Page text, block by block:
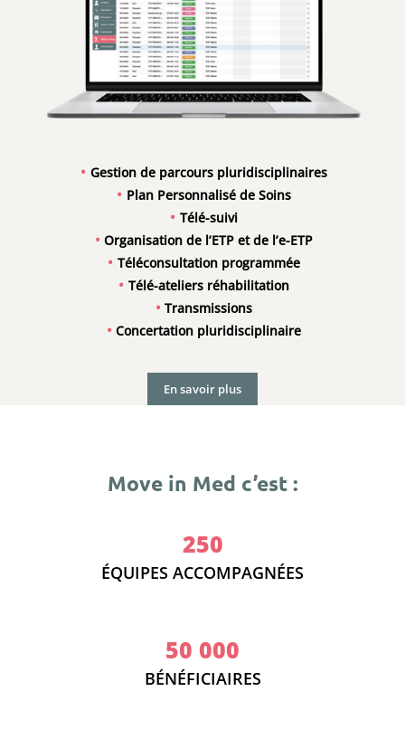
Gestion de parcours pluridisciplinaires
Plan Personnalisé de Soins
Télé-suivi
Organisation de l’ETP et de l’e-ETP
Téléconsultation programmée
Télé-ateliers réhabilitation
Transmissions
Concertation pluridisciplinaire
En savoir plus
Move in Med c’est :
250
ÉQUIPES ACCOMPAGNÉES
50 000
BÉNÉFICIAIRES